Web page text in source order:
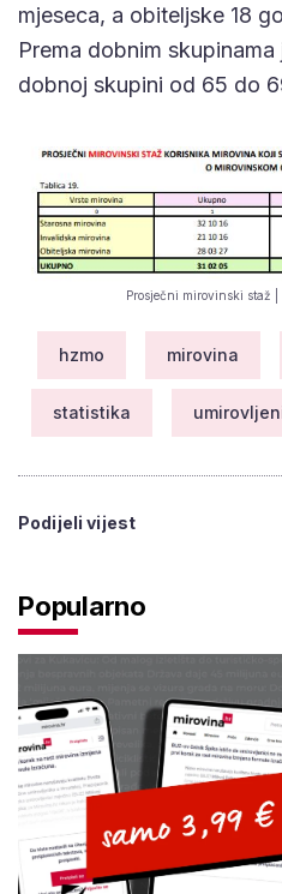
mjeseca, a obiteljske 18
Prema dobnim
dobnoj skupini od 65 do
Prosječni mirovinski staž |
hzmo mirovina
statistika
Podijeli vijest
Popularno